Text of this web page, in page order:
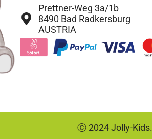
Prettner-Weg 3a/1b
8490 Bad Radkersburg
AUSTRIA
Ⓒ 2024 Jolly-Kids.